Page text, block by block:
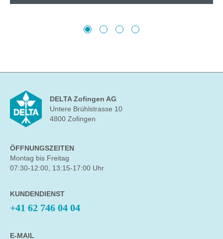
DELTA Zofingen AG
Untere Brühlstrasse 10
4800 Zofingen
ÖFFNUNGSZEITEN
Montag bis Freitag
07:30-12:00, 13:15-17:00 Uhr
KUNDENDIENST
+41 62 746 04 04
E-MAIL